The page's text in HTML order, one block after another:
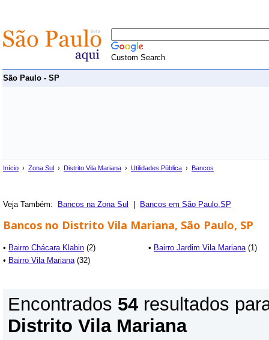
Custom Search
São Paulo - SP
Início › Zona Sul › Distrito Vila Mariana › Utilidades Pública › Bancos
Veja Também: Bancos na Zona Sul Bancos em São Paulo,SP
Bancos no Distrito Vila Mariana, São Paulo, SP
• Bairro Chácara Klabin (2) • Bairro Jardim Vila Mariana(1)
• Bairro Vila Mariana(32)
Encontrados 54 resultados
Distrito Vila Mariana